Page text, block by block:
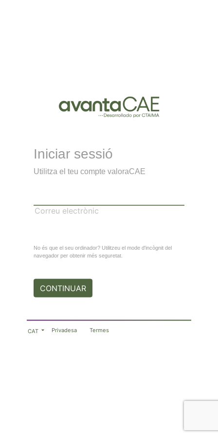
Iniciar sessió
Utilitza el teu compte valoraCAE
Correu electrònic
No és que el seu ordinador? Utilitzeu el mode d'incògnit del
navegador per obtenir més seguretat.
CONTINUAR
CAT Privadesa Termes